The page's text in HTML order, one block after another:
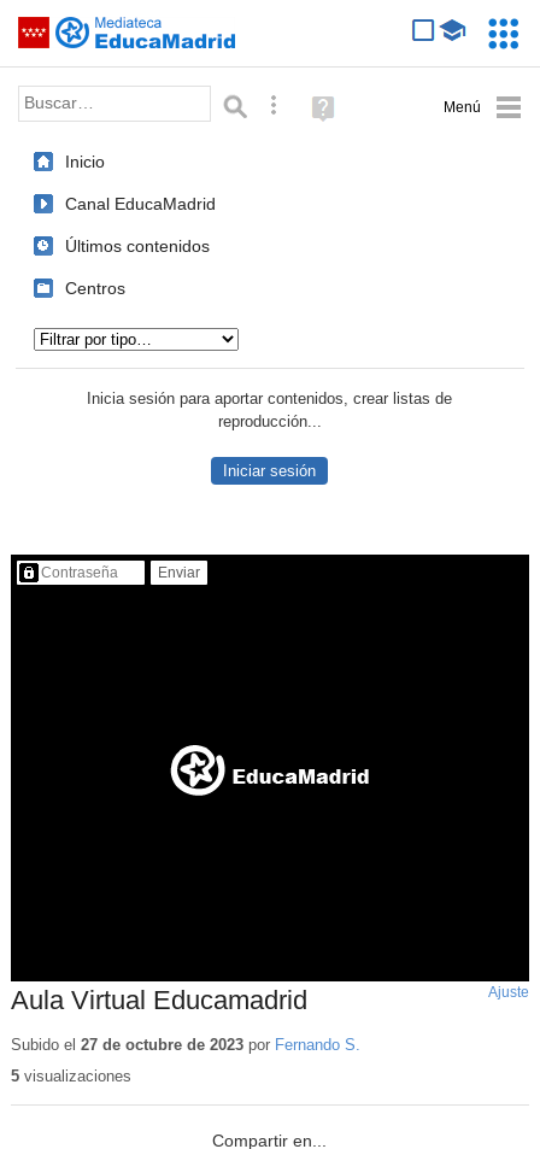
Saltar navegación
Palabra o frase: Búsqueda avanzada
Ayuda
(en
Inicio
Canal EducaMadrid
Últimos contenidos
Centros
Inicia sesión para aportar contenidos, crear listas de
reproducción...
Iniciar sesión
Contenido protegido…
Aula Virtual Educamadrid Ajuste
Subido el 27 de octubre de 2023por Fernando S.
5visualizaciones